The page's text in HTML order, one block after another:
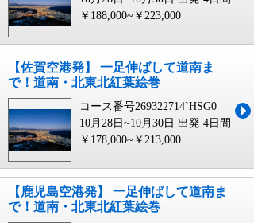
￥188,000~￥223,000
【佐賀空港発】 一足伸ばして道南ま
で！道南・北東北紅葉絵巻
コース番号269322714`HSG0
10月28日~10月30日 出発 4日間
￥178,000~￥213,000
【鹿児島空港発】 一足伸ばして道南ま
で！道南・北東北紅葉絵巻